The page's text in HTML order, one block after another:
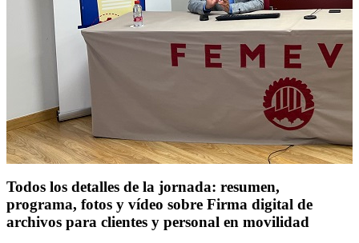
Todos los detalles de la jornada: resumen,
programa, fotos y vídeo sobre Firma digital de
archivos para clientes y personal en movilidad